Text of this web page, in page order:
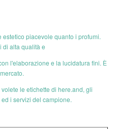
piacevole quanto i profumi.
di alta qualità e
l'elaborazione e la lucidatura fini. È
le etichette di here.and, gli
i servizi del campione.